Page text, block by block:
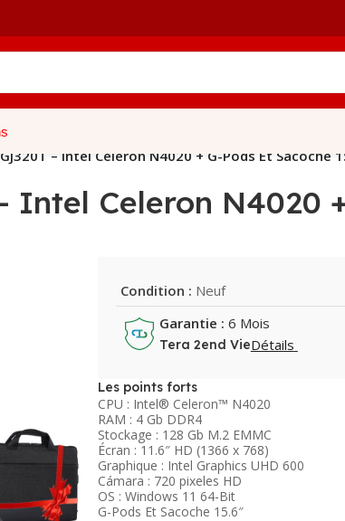
– Intel Celeron N4020 + G-Pods Et Sacoche
Intel Celeron N4020
Condition : Neuf
Garantie : 6 Mois
Tera 2end VieDétails
Les points forts
CPU : Intel® Celeron™ N4020
RAM : 4 Gb DDR4
Stockage : 128 Gb M.2 EMMC
Écran : 11.6″ HD (1366 x 768)
Graphique : Intel Graphics UHD 600
Cámara : 720 pixeles HD
OS : Windows 11 64-Bit
G-Pods Et Sacoche 15.6″